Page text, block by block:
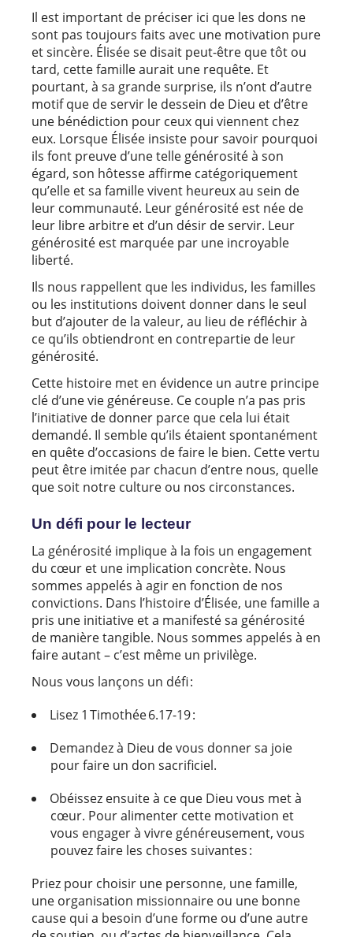
Il est important de préciser ici que les dons ne
sont pas toujours faits avec une motivation pure
et sincère. Élisée se disait peut-être que tôt ou
tard, cette famille aurait une requête. Et
pourtant, à sa grande surprise, ils n’ont d’autre
motif que de servir le dessein de Dieu et d’être
une bénédiction pour ceux qui viennent chez
eux. Lorsque Élisée insiste pour savoir pourquoi
ils font preuve d’une telle générosité à son
égard, son hôtesse affirme catégoriquement
qu’elle et sa famille vivent heureux au sein de
leur communauté. Leur générosité est née de
leur libre arbitre et d’un désir de servir. Leur
générosité est marquée par une incroyable
liberté.
Ils nous rappellent que les individus, les familles
ou les institutions doivent donner dans le seul
but d’ajouter de la valeur, au lieu de réfléchir à
ce qu’ils obtiendront en contrepartie de leur
générosité.
Cette histoire met en évidence un autre principe
clé d’une vie généreuse. Ce couple n’a pas pris
l’initiative de donner parce que cela lui était
demandé. Il semble qu’ils étaient spontanément
en quête d’occasions de faire le bien. Cette vertu
peut être imitée par chacun d’entre nous, quelle
que soit notre culture ou nos circonstances.
Un défi pour le lecteur
La générosité implique à la fois un engagement
du cœur et une implication concrète. Nous
sommes appelés à agir en fonction de nos
convictions. Dans l’histoire d’Élisée, une famille a
pris une initiative et a manifesté sa générosité
de manière tangible. Nous sommes appelés à en
faire autant – c’est même un privilège.
Nous vous lançons un défi :
Lisez 1 Timothée 6.17-19 :
Demandez à Dieu de vous donner sa joie
pour faire un don sacrificiel.
Obéissez ensuite à ce que Dieu vous met à
cœur. Pour alimenter cette motivation et
vous engager à vivre généreusement, vous
pouvez faire les choses suivantes :
Priez pour choisir une personne, une famille,
une organisation missionnaire ou une bonne
cause qui a besoin d’une forme ou d’une autre